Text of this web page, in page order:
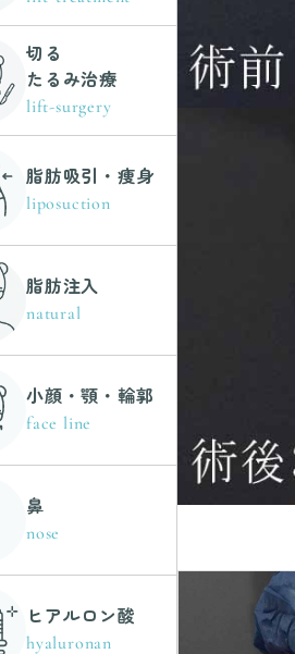
切る
たるみ治療
lift-surgery
脂肪吸引・痩身
liposuction
脂肪注入
natural
小顔・顎・輪郭
face line
鼻
nose
ヒアルロン酸
hyaluronan